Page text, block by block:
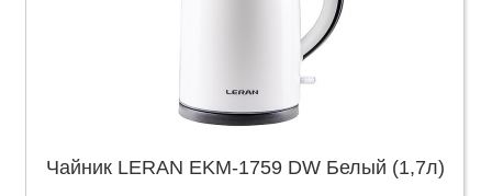
Чайник LERAN EKM-1759 DW Белый (1,7л)